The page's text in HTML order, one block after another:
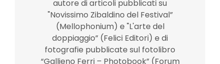
autore di articoli pubblicati su
"Novissimo Zibaldino del Festival”
(Mellophonium) e "L'arte del
doppiaggio” (Felici Editori) e di
fotografie pubblicate sul fotolibro
“Gallieno Ferri – Photobook” (Forum